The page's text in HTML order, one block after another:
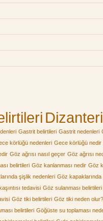
Gastrit belirtileri Gastrit nedenleri
körlüğü nedenleri Gece körlüğü nedir
Göz ağrısı nasıl geçer Göz ağrısı
belirtileri Göz kanlanması nedir Göz
şişlik nedenleri Göz
tedavisi Göz sulanması belirtileri
Göz tiki belirtileri Göz tiki neden olur?
belirtileri Göğüste su toplaması